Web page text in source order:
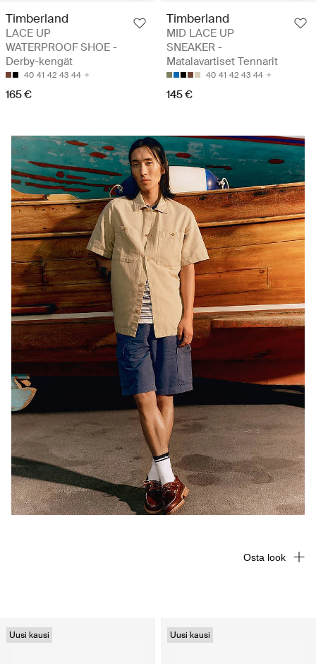
Timberland
LACE UP
WATERPROOF SHOE -
Derby-kengät
40 41 42 43 44
165 €
Timberland
MID LACE UP
SNEAKER -
Matalavartiset Tennarit
40 41 42 43 44
145 €
Uusi kausi Uusi kausi
Osta look